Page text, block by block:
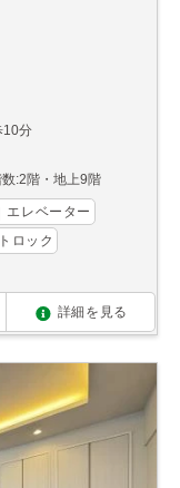
分
数:2階・地上9階
エレベーター
ロック
詳細を見る